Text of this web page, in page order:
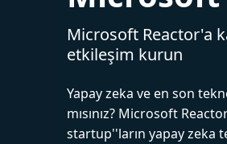
Microsoft Reactor'a
etkileşim kurun
Yapay zeka ve en son
mısınız? Microsoft
startup''ların yapay zeka